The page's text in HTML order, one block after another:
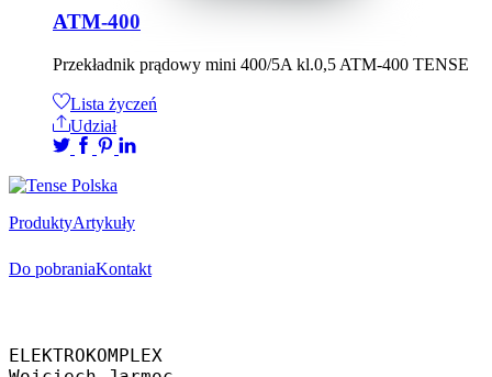
ATM-400
Przekładnik prądowy mini 400/5A kl.0,5 ATM-400 TENSE
Lista życzeń
Udział
ProduktyArtykuły
Do pobraniaKontakt
ELEKTROKOMPLEX